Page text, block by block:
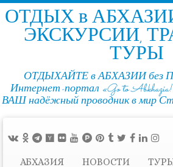
ОТДЫХ в
ЭКСКУРСИИ,
ТУРЫ
ОТДЫХАЙТЕ в АБХАЗИИ
Интернет-портал «Go to
ВАШ надёжный проводник в мир
АБХАЗИЯ НОВОСТИ